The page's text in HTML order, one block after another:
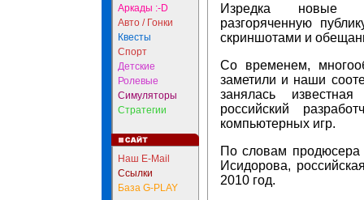
Аркады :-D
Авто / Гонки
Квесты
Спорт
Детские
Ролевые
Симуляторы
Стратегии
Наш E-Mail
Ссылки
База G-PLAY
Изредка новые
разгоряченную
скриншотами и
Со временем,
заметили и наши
занялась
российский
компьютерных игр.
По словам продюсера
Исидорова,
2010 год.